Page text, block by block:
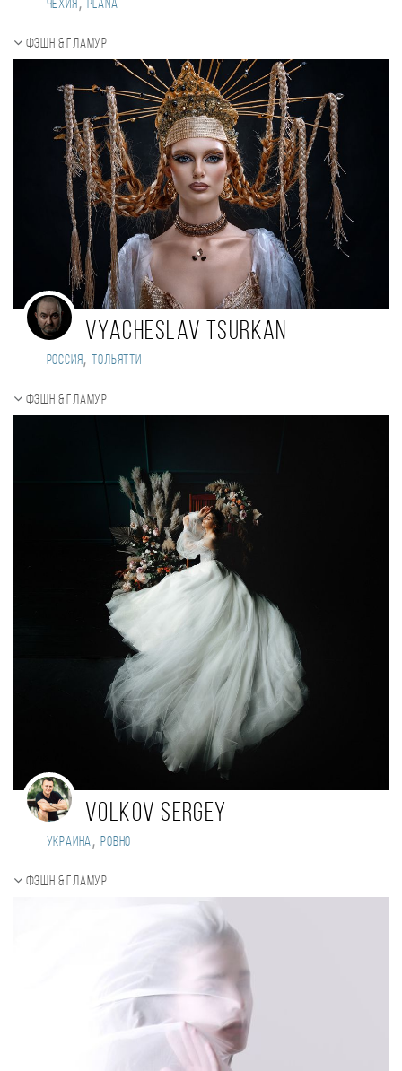
Чехия plana
Фэшн & Гламур
Vyacheslav Tsurkan
Россия, Тольятти
Фэшн & Гламур
Volkov Sergey
Украина, Ровно
Фэшн & Гламур